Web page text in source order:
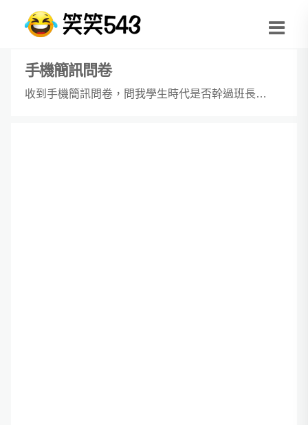
手機簡訊問卷
收到手機簡訊問卷，問我學生時代是否幹過班長…